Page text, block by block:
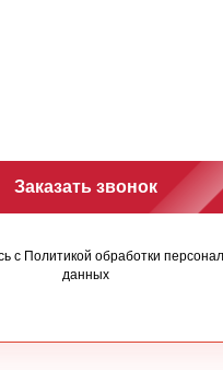
Заказать звонок
с Политикой обработки
данных